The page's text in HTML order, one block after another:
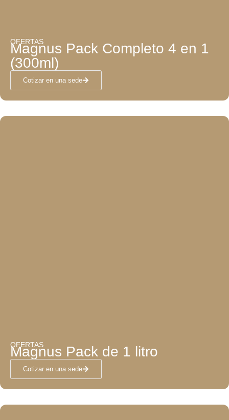
OFERTAS
Magnus Pack Completo 4 en 1
(300ml)
Cotizar en una sede
OFERTAS
Magnus Pack de 1 litro
Cotizar en una sede